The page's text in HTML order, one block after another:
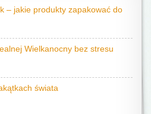
– jakie produkty zapakować do
Wielkanocny bez stresu
świata